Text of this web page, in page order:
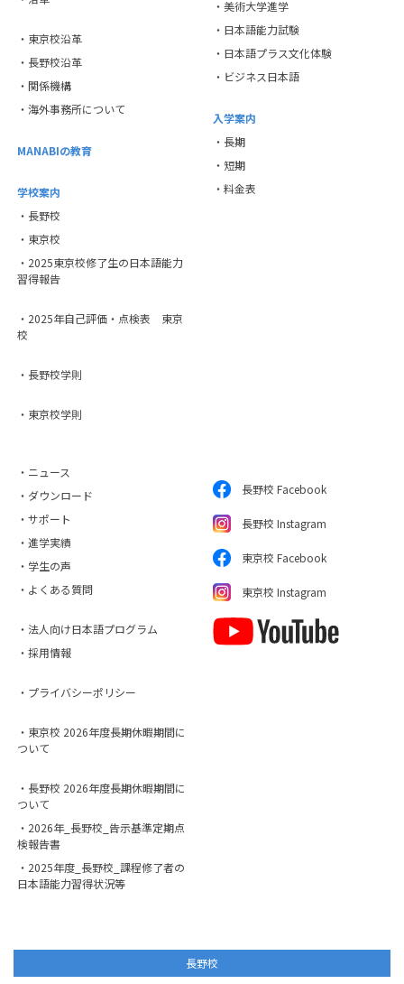
・東京校沿革
・長野校沿革
・関係機構
・海外事務所について
MANABIの教育
学校案内
・長野校
・東京校
・2025東京校修了生の日本語能力
習得報告
・2025年自己評価・点検表 東京
校
・長野校学則
・東京校学則
・美術大学進学
・日本語能力試験
・日本語プラス文化体験
・ビジネス日本語
入学案内
・長期
・短期
・料金表
・ニュース
・ダウンロード
・サポート
・進学実績
・学生の声
・よくある質問
・法人向け日本語プログラム
・採用情報
・プライバシーポリシー
・東京校 2026年度長期休暇期間に
ついて
・長野校 2026年度長期休暇期間に
ついて
・2026年_長野校_告示基準定期点
検報告書
・2025年度_長野校_課程修了者の
日本語能力習得状況等
長野校 Facebook
長野校 Instagram
東京校 Facebook
東京校 Instagram
長野校